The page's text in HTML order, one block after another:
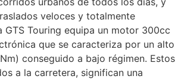
veloces y totalmente
GTS Touring equipa un motor 300cc
que se caracteriza por un alto
conseguido a bajo régimen. Estos
a la carretera, significan una